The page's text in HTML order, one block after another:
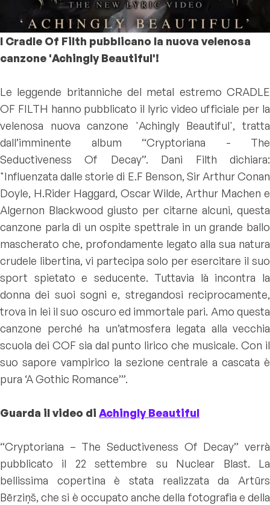
I Cradle Of Filth pubblicano la nuova velenosa
canzone 'Achingly Beautiful'!
Le leggende britanniche del metal estremo CRADLE
OF FILTH hanno pubblicato il lyric video ufficiale per la
velenosa nuova canzone 'Achingly Beautiful', tratta
dall’imminente album “Cryptoriana - The
Seductiveness Of Decay”. Dani Filth dichiara:
"Influenzata dalle storie di E.F Benson, Sir Arthur Conan
Doyle, H.Rider Haggard, Oscar Wilde, Arthur Machen e
Algernon Blackwood giusto per citarne alcuni, questa
canzone parla di un ospite spettrale in un grande ballo
mascherato che, profondamente legato alla sua natura
crudele libertina, vi partecipa solo per esercitare il suo
sport spietato e seducente. Tuttavia là incontra la
donna dei suoi sogni e, stregandosi reciprocamente,
trova in lei il suo oscuro ed immortale pari. Amo questa
canzone perché ha un’atmosfera legata alla vecchia
scuola dei COF sia dal punto lirico che musicale. Con il
suo sapore vampirico la sezione centrale a cascata è
pura ‘A Gothic Romance’”.
Guarda il video di Achingly Beautiful
“Cryptoriana – The Seductiveness Of Decay” verrà
pubblicato il 22 settembre su Nuclear Blast. La
bellissima copertina è stata realizzata da Artūrs
Bērziņš, che si è occupato anche della fotografia e della